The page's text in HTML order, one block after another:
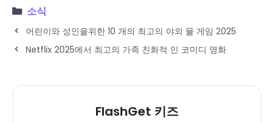
소식
어린이와 성인을위한 10 개의 최고의 야외 물 게임 2025
Netflix 2025에서 최고의 가족 친화적 인 코미디 영화
FlashGet 키즈